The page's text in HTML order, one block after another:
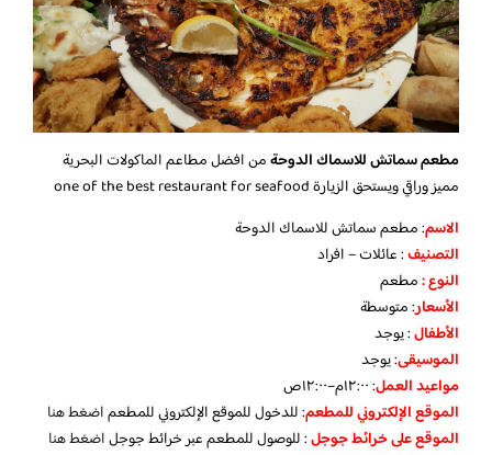
مطعم سماتش للاسماك الدوحةمن افضل مطاعم الماكولات البحرية
مميز وراقي ويستحق الزيارة one of the best restaurant for seafood
الاسم: مطعم سماتش للاسماك الدوحة
التصنيف: عائلات – افراد
النوع :مطعم
الأسعار:متوسطة
الأطفال:يوجد
الموسيقى:يوجد
مواعيد العمل: ١٢:٠٠م–١٢:٠٠ص
الموقع الإلكتروني للمطعم: للدخول للموقع الإلكتروني للمطعماضغط هنا
الموقع على خرائط جوجل: للوصول للمطعم عبر خرائط جوجلاضغط هنا